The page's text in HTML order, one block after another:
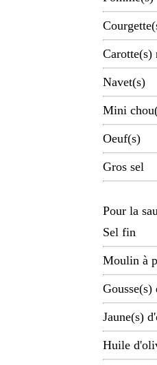
Carotte(s)
Navet(s)
Mini
Oeuf(s)
Gros sel
Pour la
Sel fin
Moulin à
Gousse(s)
Jaune(s)
Huile